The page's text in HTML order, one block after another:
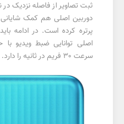
ثبت تصاویر از فاصله نزدیک
دوربین اصلی هم کمک
پرتره کرده است. در ادامه
سرعت 30 فریم در ثانیه را دارد.